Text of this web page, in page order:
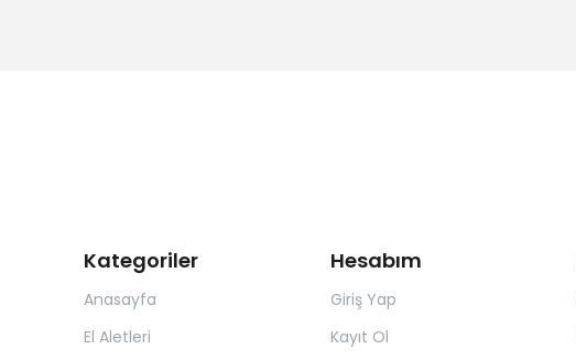
Kategoriler
Anasayfa
El Aletleri
Hesabım
Giriş Yap
Kayıt Ol